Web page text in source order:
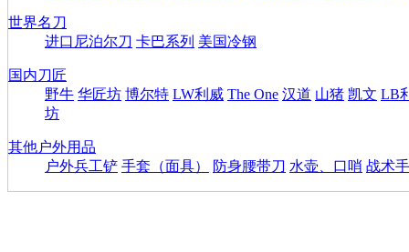
世界名刀
进口尼泊尔刀 卡巴系列 美国冷钢
国内刀匠
野牛 华匠坊 博尔特 LW利威 The One 汉道 山猪 凯文 LB
坊
其他户外用品
户外兵工铲 手套（面具） 防身腰带刀 水壶、口哨 战术